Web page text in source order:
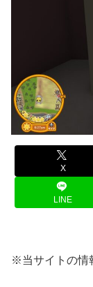
X
LINE
※当サイトの情